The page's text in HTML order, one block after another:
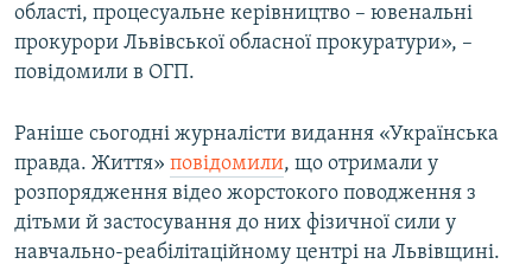
області, процесуальне керівництво – ювенальні
прокурори Львівської обласної прокуратури», –
повідомили в ОГП.
Раніше сьогодні журналісти видання «Українська
правда. Життя» повідомили, що отримали у
розпорядження відео жорстокого поводження з
дітьми й застосування до них фізичної сили у
навчально-реабілітаційному центрі на Львівщині.